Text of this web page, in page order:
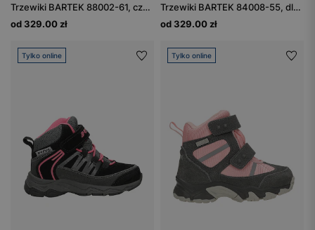
Trzewiki BARTEK 88002-61, czarny + popiel
od 329.00 zł
Trzewiki BARTEK 84008-55, dla dziewcząt, różowe
od 329.00 zł
Tylko online Tylko online